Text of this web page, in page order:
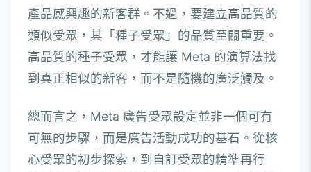
產品感興趣的新客群。不過，要建立高品質的
類似受眾，其「種子受眾」的品質至關重要。
高品質的種子受眾，才能讓 Meta 的演算法找
到真正相似的新客，而不是隨機的廣泛觸及。
總而言之，Meta 廣告受眾設定並非一個可有
可無的步驟，而是廣告活動成功的基石。從核
心受眾的初步探索，到自訂受眾的精準再行